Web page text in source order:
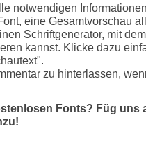
notwendigen
eine Gesamtvorschau
Schriftgenerator, mit
kannst. Klicke dazu
zu hinterlassen,
Fonts? Füg uns